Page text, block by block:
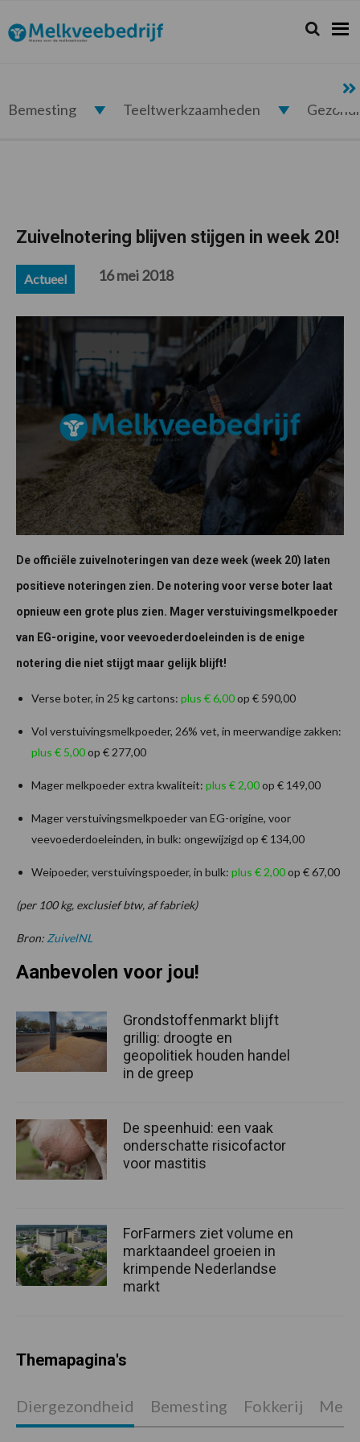
de
hoofdnavigatie
de
hoofd
de
eerste
de
voettekst
Melkveebedrijf.nl Zoeken...
Zoek
Bemesting Teeltwerkzaamheden
Zuivelnotering blijven stijgen in week 20!
Actueel 16 mei 2018
De officiële zuivelnoteringen van deze week (week 20) laten
positieve noteringen zien. De notering voor verse boter laat
opnieuw een grote plus zien. Mager verstuivingsmelkpoeder
van EG-origine, voor veevoederdoeleinden is de enige
notering die niet stijgt maar gelijk blijft!
Verse boter, in 25 kg cartons: plus € 6,00op € 590,00
Vol verstuivingsmelkpoeder, 26% vet, in meerwandige zakken:
plus € 5,00op € 277,00
Mager melkpoeder extra kwaliteit: plus € 2,00op € 149,00
Mager verstuivingsmelkpoeder van EG-origine, voor
veevoederdoeleinden, in bulk: ongewijzigd op € 134,00
Weipoeder, verstuivingspoeder, in bulk: plus € 2,00op € 67,00
(per 100 kg, exclusief btw, af fabriek)
Bron: ZuivelNL
Aanbevolen voor jou!
Grondstoffenmarkt blijft
grillig: droogte en
geopolitiek houden handel
in de greep
De speenhuid: een vaak
onderschatte risicofactor
voor mastitis
ForFarmers ziet volume en
marktaandeel groeien in
krimpende Nederlandse
markt
Themapagina's
Diergezondheid Bemesting Fokkerij